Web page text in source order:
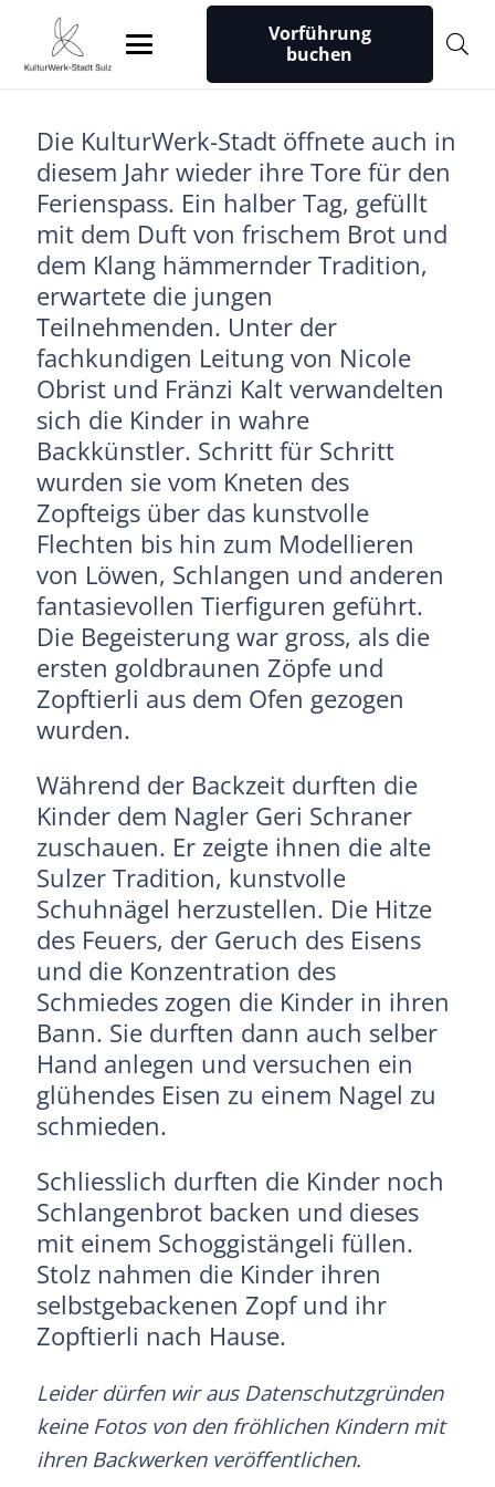
Vorführung
buchen
Die KulturWerk-Stadt öffnete auch in
diesem Jahr wieder ihre Tore für den
Ferienspass. Ein halber Tag, gefüllt
mit dem Duft von frischem Brot und
dem Klang hämmernder Tradition,
erwartete die jungen
Teilnehmenden. Unter der
fachkundigen Leitung von Nicole
Obrist und Fränzi Kalt verwandelten
sich die Kinder in wahre
Backkünstler. Schritt für Schritt
wurden sie vom Kneten des
Zopfteigs über das kunstvolle
Flechten bis hin zum Modellieren
von Löwen, Schlangen und anderen
fantasievollen Tierfiguren geführt.
Die Begeisterung war gross, als die
ersten goldbraunen Zöpfe und
Zopftierli aus dem Ofen gezogen
wurden.
Während der Backzeit durften die
Kinder dem Nagler Geri Schraner
zuschauen. Er zeigte ihnen die alte
Sulzer Tradition, kunstvolle
Schuhnägel herzustellen. Die Hitze
des Feuers, der Geruch des Eisens
und die Konzentration des
Schmiedes zogen die Kinder in ihren
Bann. Sie durften dann auch selber
Hand anlegen und versuchen ein
glühendes Eisen zu einem Nagel zu
schmieden.
Schliesslich durften die Kinder noch
Schlangenbrot backen und dieses
mit einem Schoggistängeli füllen.
Stolz nahmen die Kinder ihren
selbstgebackenen Zopf und ihr
Zopftierli nach Hause.
Leider dürfen wir aus Datenschutzgründen
keine Fotos von den fröhlichen Kindern mit
ihren Backwerken veröffentlichen.